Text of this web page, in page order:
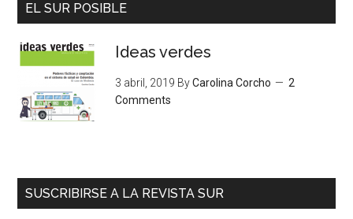
EL SUR POSIBLE
Ideas verdes
3 abril, 2019 ByCarolina Corcho
2
Comments
SUSCRIBIRSE A LA REVISTA SUR